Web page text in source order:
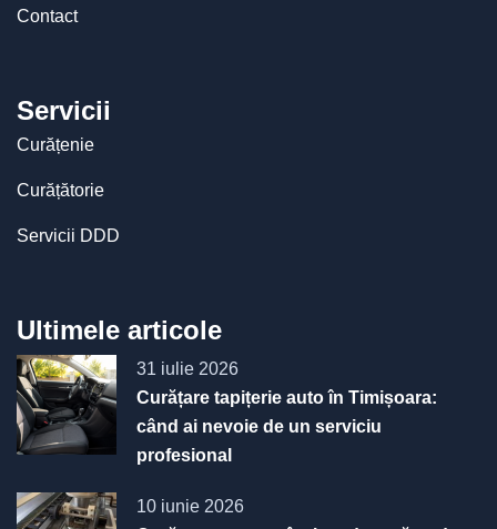
Contact
Servicii
Curățenie
Curățătorie
Servicii DDD
Ultimele articole
31 iulie 2026
Curățare tapițerie auto în Timișoara:
când ai nevoie de un serviciu
profesional
10 iunie 2026